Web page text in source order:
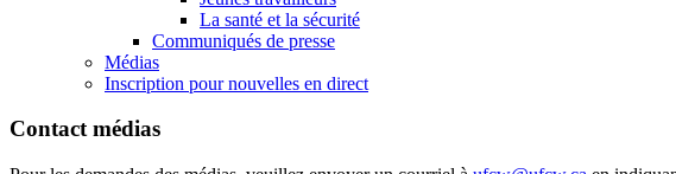
La santé et la sécurité
Communiqués de presse
Médias
Inscription pour nouvelles en direct
Contact médias